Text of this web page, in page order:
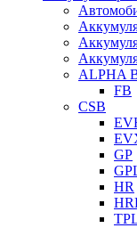
ALPHA
FB
CSB
GP
HR